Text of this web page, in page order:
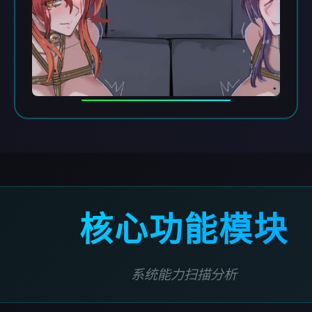
核心功能模块
系统能力扫描分析